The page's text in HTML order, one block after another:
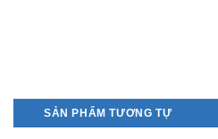
SẢN PHẨM TƯƠNG TỰ